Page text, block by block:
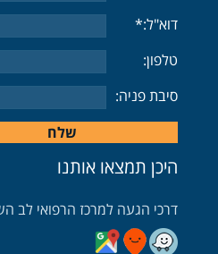
דוא"ל:*
טלפון:
סיבת פניה:
היכן תמצאו אותנו
דרכי הגעה למרכז הרפואי לב השרון
דרכי הגעה בעזרת וויז
דרכי הגעה בעזרת מובאיט
דרכי הגעה בעזרת גוגל